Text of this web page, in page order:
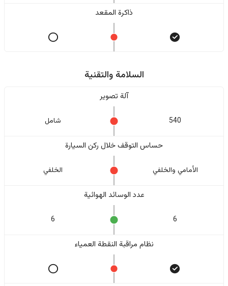
ذاكرة المقعد
السلامة والتقنية
آلة تصوير
540 شامل
حساس التوقف خلال ركن السيارة
الأمامي والخلفي الخلفي
عدد الوسائد الهوائية
6
6
نظام مراقبة النقطة العمياء